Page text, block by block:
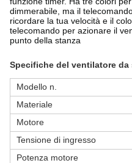
dimmerabile, ma il
ricordare la tua velocità e il
telecomando per azionare il
punto della stanza
Specifiche del ventilatore da
Modello n.
Materiale
Motore
Tensione di ingresso
Potenza motore